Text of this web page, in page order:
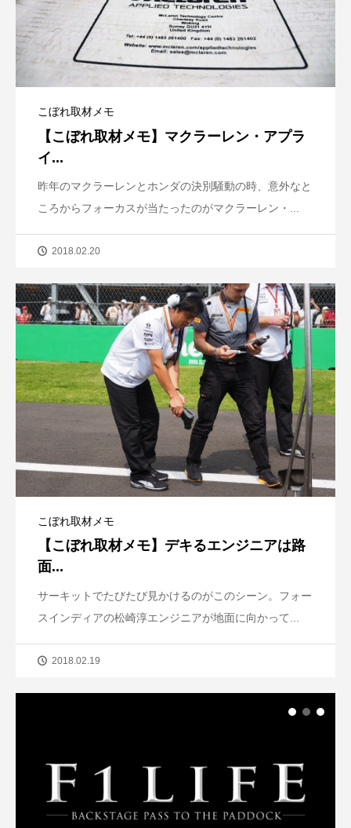
こぼれ取材メモ
【こぼれ取材メモ】マクラーレン・アプラ
イ...
昨年のマクラーレンとホンダの決別騒動の時、意外なと
ころからフォーカスが当たったのがマクラーレン・...
2018.02.20
こぼれ取材メモ
【こぼれ取材メモ】デキるエンジニアは路
面...
サーキットでたびたび見かけるのがこのシーン。フォー
スインディアの松崎淳エンジニアが地面に向かって...
2018.02.19